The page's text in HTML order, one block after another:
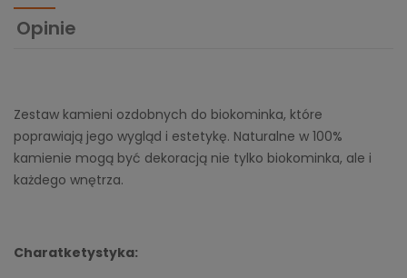
Opinie
Zestaw kamieni ozdobnych do biokominka, które
poprawiają jego wygląd i estetykę. Naturalne w 100%
kamienie mogą być dekoracją nie tylko biokominka, ale i
każdego wnętrza.
Charatketystyka: